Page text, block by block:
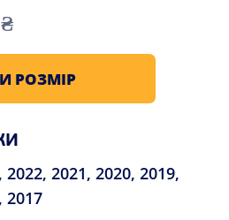
₴
РОЗМІР
2022, 2021, 2020, 2019,
2017